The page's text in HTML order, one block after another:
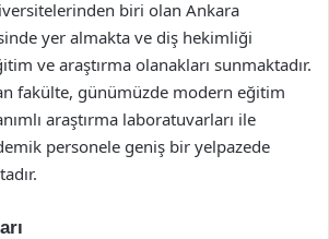
biri olan Ankara
yer almakta ve diş hekimliği
ve araştırma olanakları sunmaktadır.
fakülte, günümüzde modern eğitim
araştırma laboratuvarları ile
personele geniş bir yelpazede